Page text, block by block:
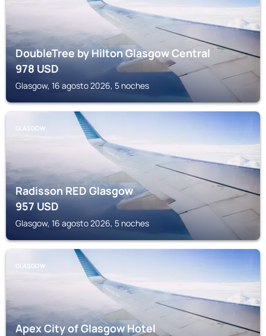
DoubleTree by Hilton Glasgow Central
978USD
Glasgow, 16 agosto 2026, 5 noches
GLASGOW
Radisson RED Glasgow
957USD
Glasgow, 16 agosto 2026, 5 noches
GLASGOW
Apex City of Glasgow Hotel